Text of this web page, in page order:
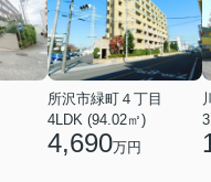
所沢市緑町４丁目
4LDK (94.02㎡)
4,690万円